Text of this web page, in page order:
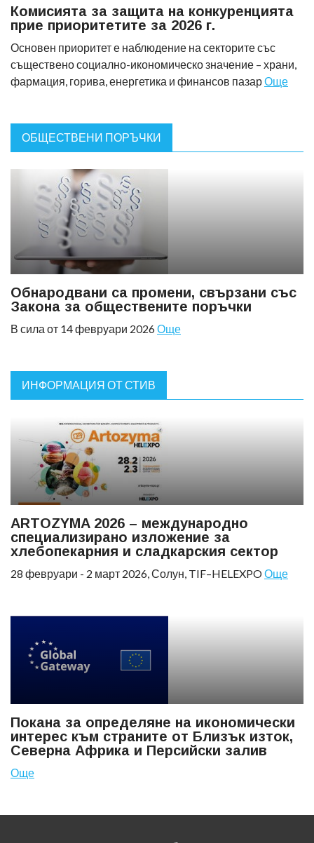
Комисията за защита на конкуренцията
прие приоритетите за 2026 г.
Основен приоритет е наблюдение на секторите със
съществено социално-икономическо значение – храни,
фармация, горива, енергетика и финансов пазарОще
ОБЩЕСТВЕНИ ПОРЪЧКИ
Обнародвани са промени, свързани със
Закона за обществените поръчки
В сила от 14 февруари 2026Още
ИНФОРМАЦИЯ ОТ СТИВ
ARTOZYMA 2026 – международно
специализирано изложение за
хлебопекарния и сладкарския сектор
28 февруари - 2 март 2026, Солун, TIF–HELEXPOОще
Покана за определяне на икономически
интерес към страните от Близък изток,
Северна Африка и Персийски залив
Още